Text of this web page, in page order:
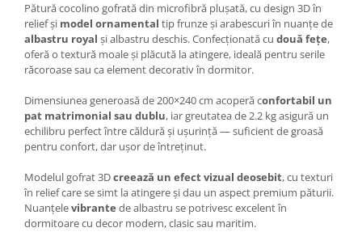
Pătură cocolino gofrată din microfibră plușată, cu design 3D în
relief și model ornamental tip frunze și arabescuri în nuanțe de
albastru royal și albastru deschis. Confecționată cu două fețe,
oferă o textură moale și plăcută la atingere, ideală pentru serile
răcoroase sau ca element decorativ în dormitor.
Dimensiunea generoasă de 200×240 cm acoperă confortabil un
pat matrimonial sau dublu, iar greutatea de 2.2 kg asigură un
echilibru perfect între căldură și ușurință — suficient de groasă
pentru confort, dar ușor de întreținut.
Modelul gofrat 3Dcreează un efect vizual deosebit, cu texturi
în relief care se simt la atingere și dau un aspect premium păturii.
Nuanțelevibrante de albastru se potrivesc excelent în
dormitoare cu decor modern, clasic sau maritim.